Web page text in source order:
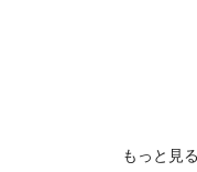
もっと見る